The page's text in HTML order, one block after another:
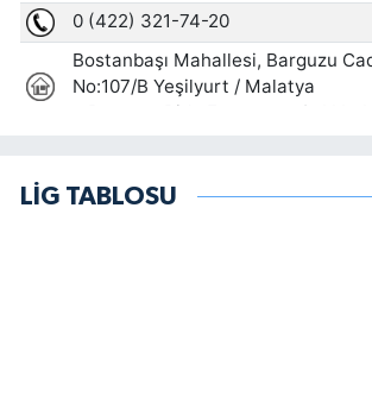
LİG TABLOSU